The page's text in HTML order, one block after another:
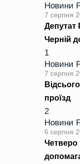
Новини
7 серпня
Депутат
Черній
1
Новини
7 серпня
проїзд
2
Новини
6 серпня
Четверо